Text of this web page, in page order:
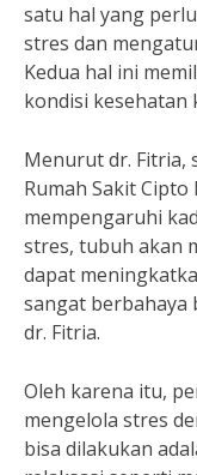
satu hal yang
stres dan
Kedua hal ini
kondisi kesehatan
Menurut dr. Fitria,
Rumah Sakit
mempengaruhi
stres, tubuh akan
dapat
sangat berbahaya
dr. Fitria.
Oleh karena itu,
mengelola stres
bisa dilakukan